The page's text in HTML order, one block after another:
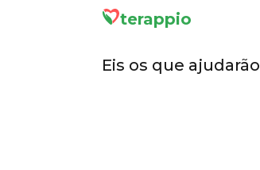
terappio
Eis os que ajudarão